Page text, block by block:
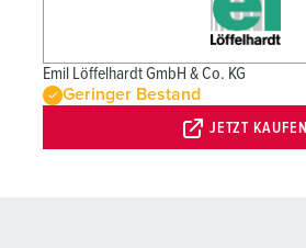
Emil Löffelhardt GmbH & Co. KG
Geringer Bestand
JETZT KAUFEN